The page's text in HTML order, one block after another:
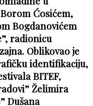
Ćosićem,
Bogdanovićem
radionicu
Oblikovao je
identifikaciju,
BITEF,
Želimira
Dušana